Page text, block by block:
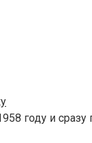
году и